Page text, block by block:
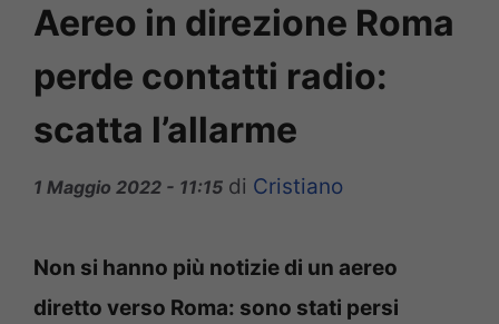
Aereo in direzione Roma
perde contatti radio:
scatta l’allarme
1 Maggio 2022 - 11:15 di Cristiano
Non si hanno più notizie di un aereo
diretto verso Roma: sono stati persi